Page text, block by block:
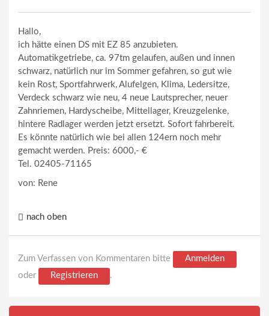
Hallo,
ich hätte einen DS mit EZ 85 anzubieten.
Automatikgetriebe, ca. 97tm gelaufen, außen und innen
schwarz, natürlich nur im Sommer gefahren, so gut wie
kein Rost, Sportfahrwerk, Alufelgen, Klima, Ledersitze,
Verdeck schwarz wie neu, 4 neue Lautsprecher, neuer
Zahnriemen, Hardyscheibe, Mittellager, Kreuzgelenke,
hintere Radlager werden jetzt ersetzt. Sofort fahrbereit.
Es könnte natürlich wie bei allen 124ern noch mehr
gemacht werden. Preis: 6000,- €
Tel. 02405-71165
von: Rene
nach oben
Zum Verfassen von Kommentaren bitte
Anmelden
oder
Registrieren .